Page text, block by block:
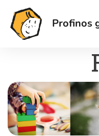
Profinos